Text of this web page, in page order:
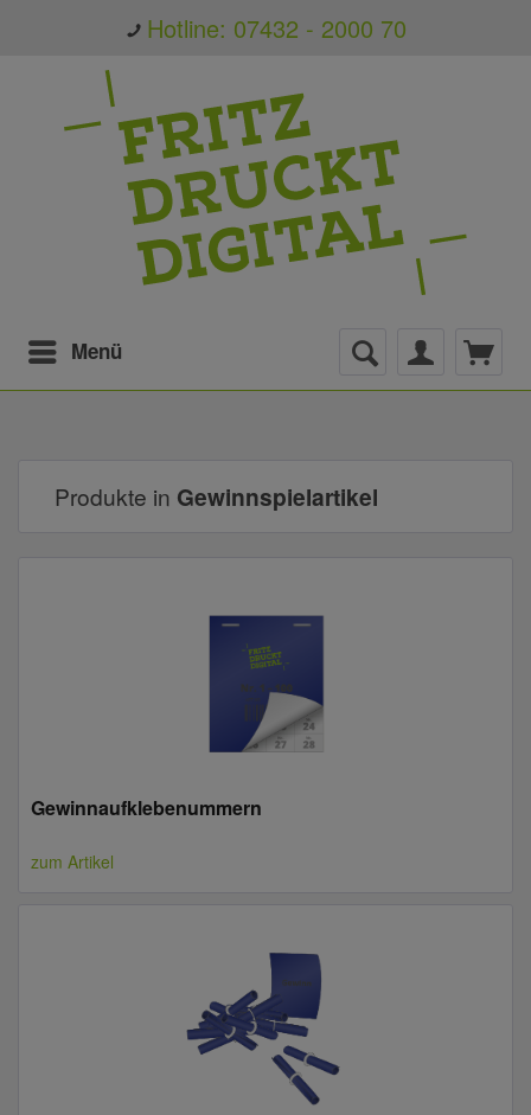
Hotline: 07432 - 2000 70
Menü
Produkte in Gewinnspielartikel
Gewinnaufklebenummern
zum Artikel